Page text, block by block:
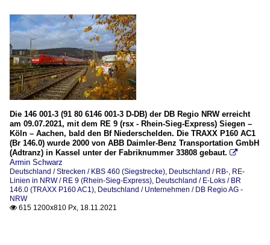
Die 146 001-3 (91 80 6146 001-3 D-DB) der DB Regio NRW erreicht
am 09.07.2021, mit dem RE 9 (rsx - Rhein-Sieg-Express) Siegen –
Köln – Aachen, bald den Bf Niederschelden. Die TRAXX P160 AC1
(Br 146.0) wurde 2000 von ABB Daimler-Benz Transportation GmbH
(Adtranz) in Kassel unter der Fabriknummer 33808 gebaut. 
Armin Schwarz
Deutschland / Strecken / KBS 460 (Siegstrecke) Deutschland / RB-, RE-
Linien in NRW / RE 9 (Rhein-Sieg-Express) Deutschland / E-Loks / BR
146.0 (TRAXX P160 AC1) Deutschland / Unternehmen / DB Regio AG -
NRW
 615 1200x810 Px, 18.11.2021